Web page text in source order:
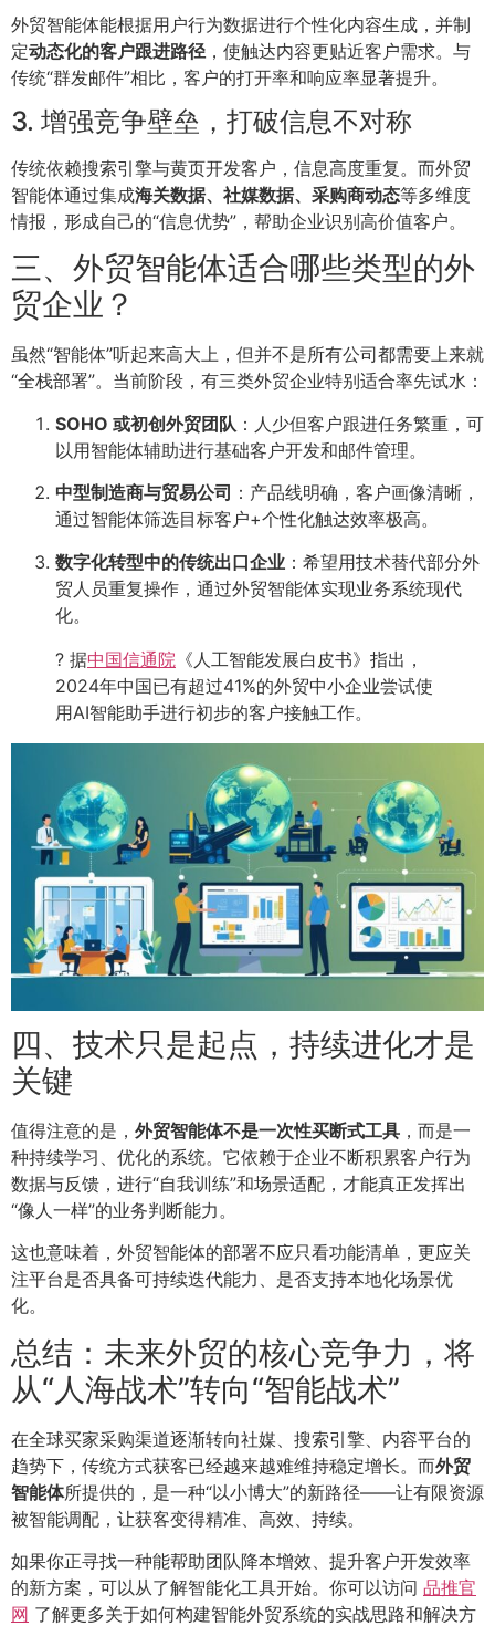
外贸智能体能根据用户行为数据进行个性化内容生成，并制
定动态化的客户跟进路径 ，使触达内容更贴近客户需求。与
传统“群发邮件”相比，客户的打开率和响应率显著提升。
3. 增强竞争壁垒，打破信息不对称
传统依赖搜索引擎与黄页开发客户，信息高度重复。而外贸
智能体通过集成海关数据、社媒数据、采购商动态等多维度
情报，形成自己的“信息优势”，帮助企业识别高价值客户。
三、外贸智能体适合哪些类型的外
贸企业？
虽然“智能体”听起来高大上，但并不是所有公司都需要上来就
“全栈部署”。当前阶段，有三类外贸企业特别适合率先试水：
SOHO 或初创外贸团队 ：人少但客户跟进任务繁重，可
以用智能体辅助进行基础客户开发和邮件管理。
中型制造商与贸易公司 ：产品线明确，客户画像清晰，
通过智能体筛选目标客户+个性化触达效率极高。
数字化转型中的传统出口企业 ：希望用技术替代部分外
贸人员重复操作，通过外贸智能体实现业务系统现代
化。
? 据中国信通院 《人工智能发展白皮书》指出，
2024年中国已有超过41%的外贸中小企业尝试使
用AI智能助手进行初步的客户接触工作。
四、技术只是起点，持续进化才是
关键
值得注意的是， 外贸智能体不是一次性买断式工具 ，而是一
种持续学习、优化的系统。它依赖于企业不断积累客户行为
数据与反馈，进行“自我训练”和场景适配，才能真正发挥出
“像人一样”的业务判断能力。
这也意味着，外贸智能体的部署不应只看功能清单，更应关
注平台是否具备可持续迭代能力、是否支持本地化场景优
化。
总结：未来外贸的核心竞争力，将
从“人海战术”转向“智能战术”
在全球买家采购渠道逐渐转向社媒、搜索引擎、内容平台的
趋势下，传统方式获客已经越来越难维持稳定增长。而外贸
智能体所提供的，是一种“以小博大”的新路径——让有限资源
被智能调配，让获客变得精准、高效、持续。
如果你正寻找一种能帮助团队降本增效、提升客户开发效率
的新方案，可以从了解智能化工具开始。你可以访问 品推官
网 了解更多关于如何构建智能外贸系统的实战思路和解决方